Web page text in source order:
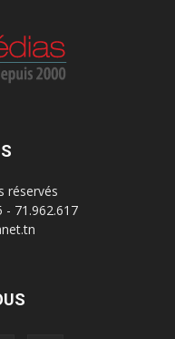
réservés
- 71.962.617